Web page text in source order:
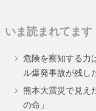
いま読まれてます
危険を察知する力
ル爆発事故が残し
熊本大震災で見え
の命」